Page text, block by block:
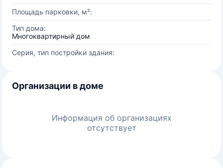
Площадь парковки, м²:
Тип дома:
Многоквартирный дом
Серия, тип постройки здания:
Организации в доме
Информация об организациях
отсутствует